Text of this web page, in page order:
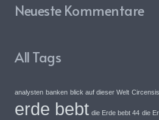
Neueste Kommentare
All Tags
analysten banken blick auf dieser Welt Circensis
erde bebt die Erde bebt 44 die